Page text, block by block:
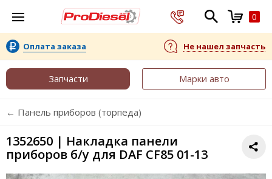
0
Оплата заказа Не нашел запчасть
Запчасти Марки авто
← Панель приборов (торпеда)
1352650 | Накладка панели
приборов б/у для DAF CF85 01-13